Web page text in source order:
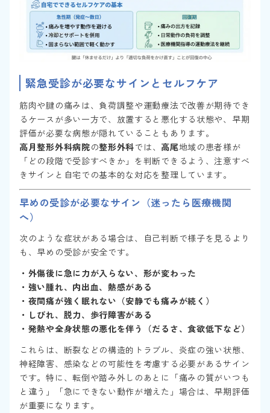
緊急受診が必要なサインとセルフケア
筋肉や腱の痛みは、負荷調整や運動療法で改善が期待でき
るケースが多い一方で、放置すると悪化する状態や、早期
評価が必要な病態が隠れていることもあります。
高月整形外科病院の整形外科では、 高尾地域の患者様が
「どの段階で受診すべきか」を判断できるよう、注意すべ
きサインと自宅での基本的な対応を整理しています。
早めの受診が必要なサイン（迷ったら医療機関
へ）
次のような症状がある場合は、自己判断で様子を見るより
も、早めの受診が安全です。
・外傷後に急に力が入らない、形が変わった
・強い腫れ、内出血、熱感がある
・夜間痛が強く眠れない（安静でも痛みが続く）
・しびれ、脱力、歩行障害がある
・発熱や全身状態の悪化を伴う（だるさ、食欲低下など）
これらは、断裂などの構造的トラブル、炎症の強い状態、
神経障害、感染などの可能性を考慮する必要があるサイン
です。特に、転倒や踏み外しのあとに「痛みの質がいつも
と違う」「急にできない動作が増えた」場合は、早期評価
が重要になります。